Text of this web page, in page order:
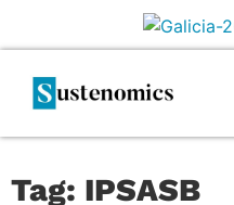
Tag: IPSASB